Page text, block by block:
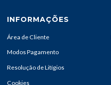
INFORMAÇÕES
Área de Cliente
Modos Pagamento
Resolução de Litígios
Cookies